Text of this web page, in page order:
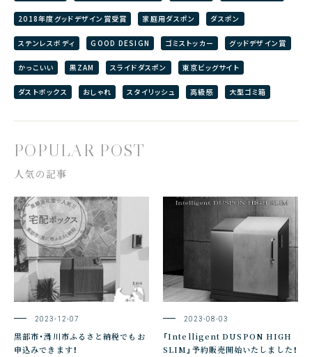
2018年度グッドデザイン賞受賞 家庭用ダスポン ダスポン
ステンレスボディ GOOD DESIGN ゴミストッカー グッドデザイン賞
かっこいい 黒ZAM スライドダスポン 東京ビッグサイト
ダストボックス おしゃれ スタイリッシュ 高級感 大型ゴミ箱
POPULAR POST
人気の記事
2023-12-07
黒部市・滑川市ふるさと納税でもお
申込みできます！
2023-08-03
「Intelligent DUSPON HIGH
SLIM」予約販売開始いたしました！